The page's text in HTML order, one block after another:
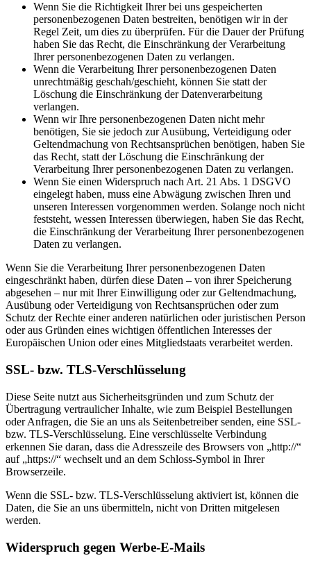
Wenn Sie die Richtigkeit Ihrer bei uns gespeicherten
personenbezogenen Daten bestreiten, benötigen wir in der
Regel Zeit, um dies zu überprüfen. Für die Dauer der Prüfung
haben Sie das Recht, die Einschränkung der Verarbeitung
Ihrer personenbezogenen Daten zu verlangen.
Wenn die Verarbeitung Ihrer personenbezogenen Daten
unrechtmäßig geschah/geschieht, können Sie statt der
Löschung die Einschränkung der Datenverarbeitung
verlangen.
Wenn wir Ihre personenbezogenen Daten nicht mehr
benötigen, Sie sie jedoch zur Ausübung, Verteidigung oder
Geltendmachung von Rechtsansprüchen benötigen, haben Sie
das Recht, statt der Löschung die Einschränkung der
Verarbeitung Ihrer personenbezogenen Daten zu verlangen.
Wenn Sie einen Widerspruch nach Art. 21 Abs. 1 DSGVO
eingelegt haben, muss eine Abwägung zwischen Ihren und
unseren Interessen vorgenommen werden. Solange noch nicht
feststeht, wessen Interessen überwiegen, haben Sie das Recht,
die Einschränkung der Verarbeitung Ihrer personenbezogenen
Daten zu verlangen.
Wenn Sie die Verarbeitung Ihrer personenbezogenen Daten
eingeschränkt haben, dürfen diese Daten – von ihrer Speicherung
abgesehen – nur mit Ihrer Einwilligung oder zur Geltendmachung,
Ausübung oder Verteidigung von Rechtsansprüchen oder zum
Schutz der Rechte einer anderen natürlichen oder juristischen Person
oder aus Gründen eines wichtigen öffentlichen Interesses der
Europäischen Union oder eines Mitgliedstaats verarbeitet werden.
SSL- bzw. TLS-Verschlüsselung
Diese Seite nutzt aus Sicherheitsgründen und zum Schutz der
Übertragung vertraulicher Inhalte, wie zum Beispiel Bestellungen
oder Anfragen, die Sie an uns als Seitenbetreiber senden, eine SSL-
bzw. TLS-Verschlüsselung. Eine verschlüsselte Verbindung
erkennen Sie daran, dass die Adresszeile des Browsers von „http://“
auf „https://“ wechselt und an dem Schloss-Symbol in Ihrer
Browserzeile.
Wenn die SSL- bzw. TLS-Verschlüsselung aktiviert ist, können die
Daten, die Sie an uns übermitteln, nicht von Dritten mitgelesen
werden.
Widerspruch gegen Werbe-E-Mails